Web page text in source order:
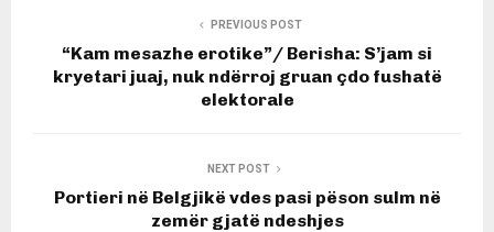
PREVIOUS POST
“Kam mesazhe erotike”/ Berisha: S’jam si
kryetari juaj, nuk ndërroj gruan çdo fushatë
elektorale
NEXT POST
Portieri në Belgjikë vdes pasi pëson sulm në
zemër gjatë ndeshjes